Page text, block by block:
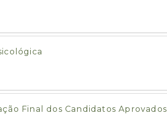
Final dos Candidatos Aprovados